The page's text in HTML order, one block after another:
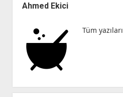
Menü
Ahmed Ekici
Tüm yazıları